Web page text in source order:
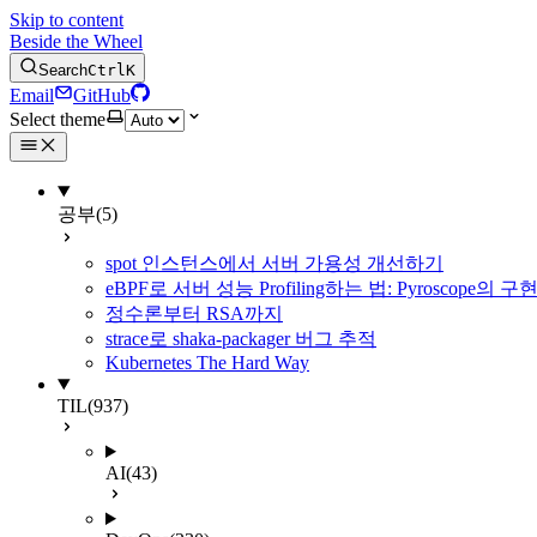
Skip to content
Beside the Wheel
SearchCtrlK
Email
GitHub
Select theme
공부(5)
spot 인스턴스에서 서버 가용성 개선하기
eBPF로 서버 성능 Profiling하는 법: Pyroscope의 구
정수론부터 RSA까지
strace로 shaka-packager 버그 추적
Kubernetes The Hard Way
TIL(937)
AI(43)